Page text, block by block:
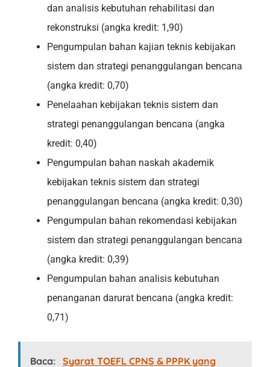
dan analisis kebutuhan rehabilitasi dan
rekonstruksi (angka kredit: 1,90)
Pengumpulan bahan kajian teknis kebijakan
sistem dan strategi penanggulangan bencana
(angka kredit: 0,70)
Penelaahan kebijakan teknis sistem dan
strategi penanggulangan bencana (angka
kredit: 0,40)
Pengumpulan bahan naskah akademik
kebijakan teknis sistem dan strategi
penanggulangan bencana (angka kredit: 0,30)
Pengumpulan bahan rekomendasi kebijakan
sistem dan strategi penanggulangan bencana
(angka kredit: 0,39)
Pengumpulan bahan analisis kebutuhan
penanganan darurat bencana (angka kredit:
0,71)
Baca: Syarat TOEFL CPNS & PPPK yang